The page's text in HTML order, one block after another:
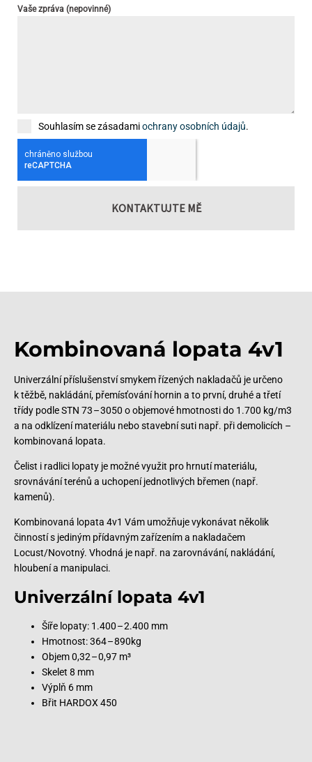
Vaše zpráva (nepovinné)
Souhlasím se zásadamiochrany osobních údajů.
KONTAKTUJTE MĚ
Kombinovaná lopata 4v1
Univerzální příslušenství smykem řízených nakladačů je určeno
k těžbě, nakládání, přemísťování hornin a to první, druhé a třetí
třídy podle STN 73 – 3050 o objemové hmotnosti do 1.700 kg/m3
a na odklízení materiálu nebo stavební suti např. při demolicích –
kombinovaná lopata.
Čelist i radlici lopaty je možné využit pro hrnutí materiálu,
srovnávání terénů a uchopení jednotlivých břemen (např.
kamenů).
Kombinovaná lopata 4v1 Vám umožňuje vykonávat několik
činností s jediným přídavným zařízením a nakladačem
Locust/Novotný. Vhodná je např. na zarovnávání, nakládání,
hloubení a manipulaci.
Univerzální lopata 4v1
Šíře lopaty: 1.400 – 2.400 mm
Hmotnost: 364 – 890kg
Objem 0,32 – 0,97 m³
Skelet 8 mm
Výplň 6 mm
Břit HARDOX 450